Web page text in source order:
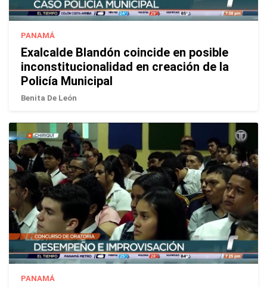
PANAMÁ
Exalcalde Blandón coincide en posible
inconstitucionalidad en creación de la
Policía Municipal
Benita De León
PANAMÁ